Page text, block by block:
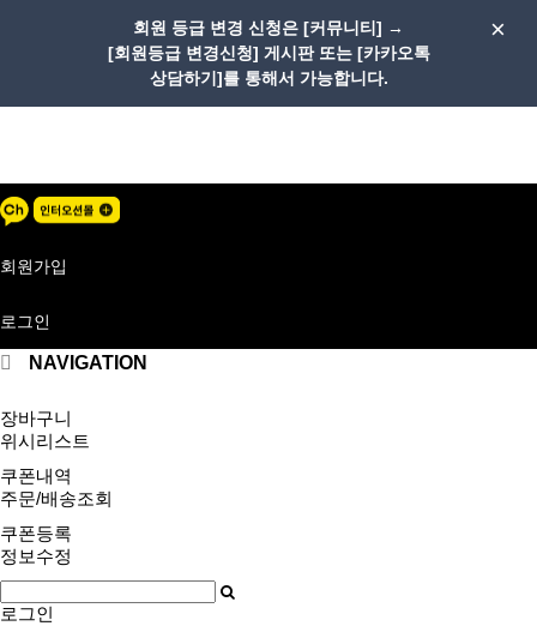
회원 등급 변경 신청은 [커뮤니티] →
[회원등급 변경신청] 게시판 또는 [카카오톡
상담하기]를 통해서 가능합니다.
튼
회원가입
로그인
NAVIGATION
장바구니
위시리스트
쿠폰내역
주문/배송조회
쿠폰등록
정보수정
로그인